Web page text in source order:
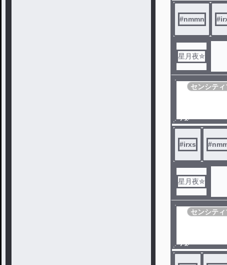
ル
#nmmn #
星月夜✮
ノベ
ル
センシティ
#irxs #
星月夜✮
ノベ
ル
センシティ